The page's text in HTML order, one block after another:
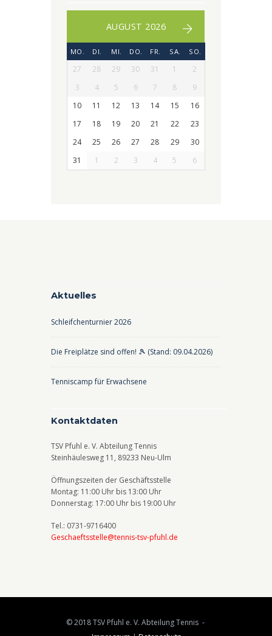
AUGUST 2026
MO. DI. MI. DO. FR. SA. SO.
27 28 29 30 31 1
2
3
4 5 6 7 8
9
10
11 12 13 14 15
16
17
18 19 20 21 22
23
24
25 26 27 28 29
30
31
1 2 3 4 5 6
Aktuelles
Schleifchenturnier 2026
Die Freiplätze sind offen! 🎾 (Stand: 09.04.2026)
Tenniscamp für Erwachsene
Kontaktdaten
TSV Pfuhl e. V. Abteilung Tennis
Steinhäulesweg 11, 89233 Neu-Ulm
Öffnungszeiten der Geschäftsstelle
Montag: 11:00 Uhr bis 13:00 Uhr
Donnerstag: 17:00 Uhr bis 19:00 Uhr
Tel.: 0731-9716400
Geschaeftsstelle@tennis-tsv-pfuhl.de
© 2018 TSV Pfuhl e. V. Abteilung Tennis -